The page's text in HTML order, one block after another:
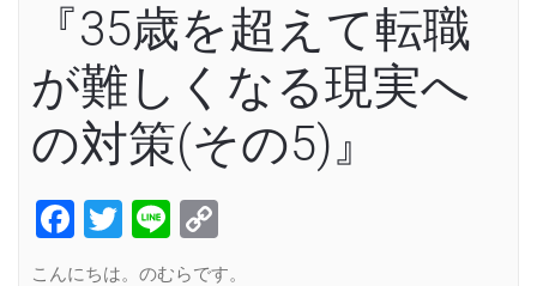
『35歳を超えて転職
が難しくなる現実へ
の対策(その5)』
Facebook
Twitter
Line
Link
こんにちは。のむらです。